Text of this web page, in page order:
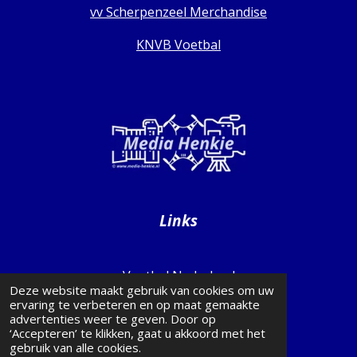
Deze website maakt gebruik van cookies om uw
ervaring te verbeteren en op maat gemaakte
advertenties weer te geven. Door op
‘Accepteren’ te klikken, gaat u akkoord met het
gebruik van alle cookies.
vv Scherpenzeel Merchandise
KNVB Voetbal
Links
Voetbal Nederland
Voetbal Gelderland
Transfermarkt